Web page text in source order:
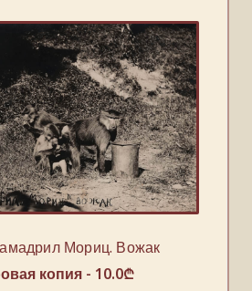
Мориц. Вожак
копия - 10.0₾